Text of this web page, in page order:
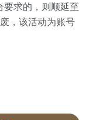
求的，则顺延至
，该活动为账号